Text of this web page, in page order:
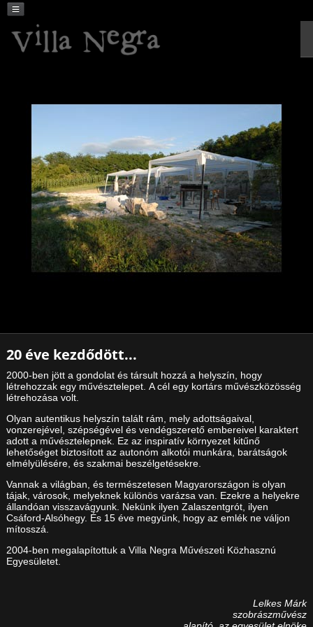
20 éve kezdődött...
2000-ben jött a gondolat és társult hozzá a helyszín, hogy
létrehozzak egy művésztelepet. A cél egy kortárs művészközösség
létrehozása volt.
Olyan autentikus helyszín talált rám, mely adottságaival,
vonzerejével, szépségével és vendégszerető embereivel karaktert
adott a művésztelepnek. Ez az inspiratív környezet kitűnő
lehetőséget biztosított az autonóm alkotói munkára, barátságok
elmélyülésére, és szakmai beszélgetésekre.
Vannak a világban, és természetesen Magyarországon is olyan
tájak, városok, melyeknek különös varázsa van. Ezekre a helyekre
állandóan visszavágyunk. Nekünk ilyen Zalaszentgrót, ilyen
Csáford-Alsóhegy. És 15 éve megyünk, hogy az emlék ne váljon
mítosszá.
2004-ben megalapítottuk a Villa Negra Művészeti Közhasznú
Egyesületet.
Lelkes Márk
szobrászművész